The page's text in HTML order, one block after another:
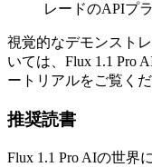
レードのAPIプ
視覚的なデモンスト
いては、Flux 1.1 Pro
ートリアルをご覧く
推奨読書
Flux 1.1 Pro AIの世界